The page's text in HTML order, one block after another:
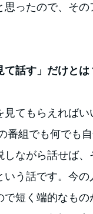
思ったので、その
て話す」だけとは
見てもらえれば
番組でも何でも
しながら話せば
いう話です。今
で短く端的なもの